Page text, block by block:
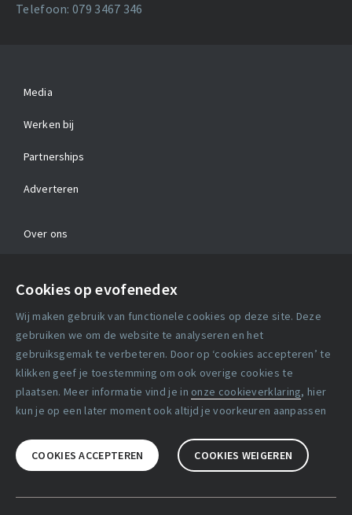
Cookies op evofenedex
Wij maken gebruik van functionele cookies op deze site. Deze
gebruiken we om de website te analyseren en het
gebruiksgemak te verbeteren. Door op ‘cookies accepteren’ te
klikken geef je toestemming om ook overige cookies te
plaatsen. Meer informatie vind je in onze cookieverklaring, hier
kun je op een later moment ook altijd je voorkeuren aanpassen
COOKIES ACCEPTEREN COOKIES WEIGEREN
Telefoon: 079 3467 346
Media
Werken bij
Partnerships
Adverteren
Over ons
Algemene voorwaarden
Cookie verklaring
Copyright statement
Lidmaatschapsvoorwaarden
Disclaimer
Privacy verklaring